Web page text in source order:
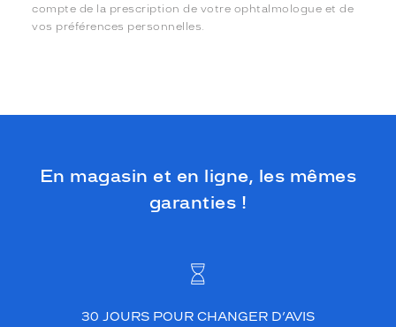
compte de la prescription de votre ophtalmologue et de
vos préférences personnelles.
En magasin et en ligne, les mêmes
garanties !
30 JOURS POUR CHANGER D’AVIS